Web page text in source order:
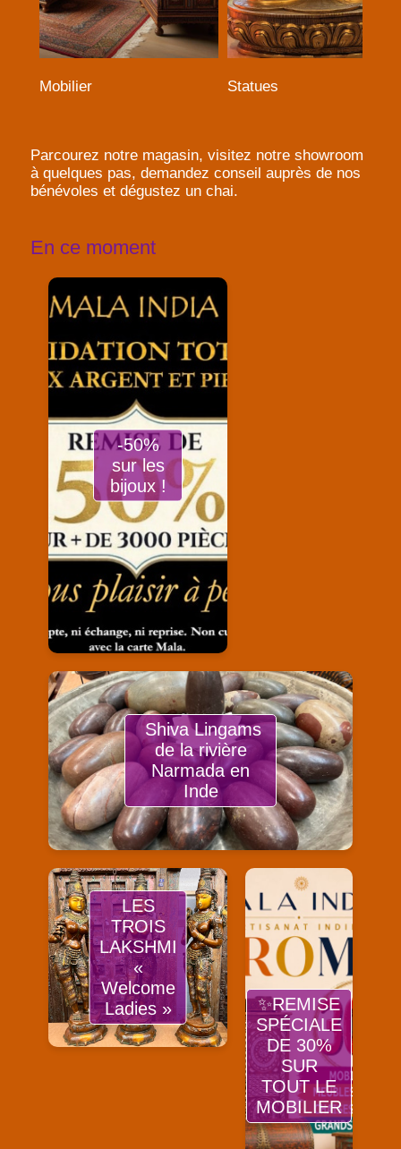
Mobilier Statues
Parcourez notre magasin, visitez notre showroom
à quelques pas, demandez conseil auprès de nos
bénévoles et dégustez un chai.
En ce moment
-50%
sur les
bijoux !
Shiva Lingams
de la rivière
Narmada en
Inde
LES
TROIS
LAKSHMI
«
Welcome
Ladies »
✨REMISE
SPÉCIALE
DE 30%
SUR
TOUT LE
MOBILIER